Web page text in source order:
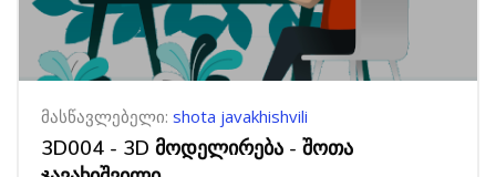
მასწავლებელი: shota javakhishvili
3D004 - 3D მოდელირება - შოთა